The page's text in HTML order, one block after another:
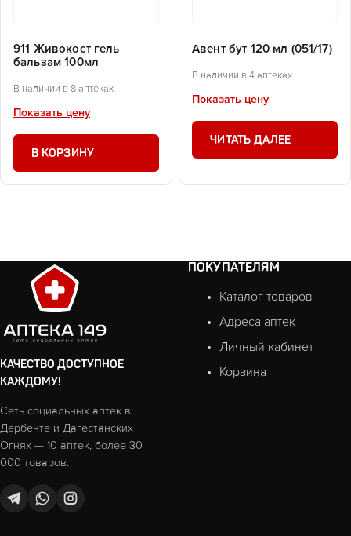
911 Живокост гель
бальзам 100мл
В наличии в 8 аптеках
Показать цену
В КОРЗИНУ
Авент бут 120 мл (051/17)
В наличии в 4 аптеках
Показать цену
ЧИТАТЬ ДАЛЕЕ
КАЧЕСТВО ДОСТУПНОЕ
КАЖДОМУ!
Сеть социальных аптек в
Дербенте и Дагестанских
Огнях — 10 аптек, более 30
000 товаров.
ПОКУПАТЕЛЯМ
Каталог товаров
Адреса аптек
Личный кабинет
Корзина